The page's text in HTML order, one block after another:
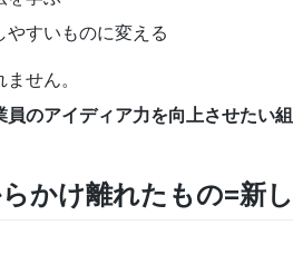
やすいものに変える
せん。
員のアイディア力を向上させたい
かけ離れたもの=新